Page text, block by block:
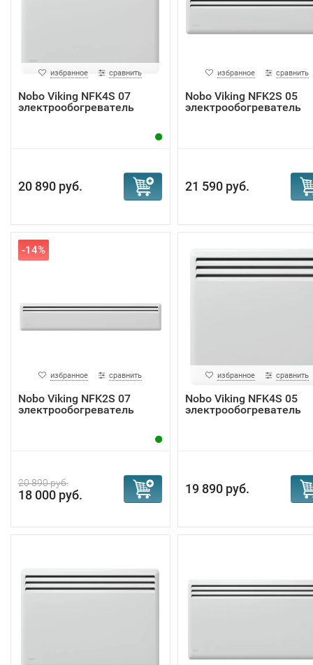
избранное сравнить
Nobo Viking NFK4S 07
электрообогреватель
20 890 руб.
избранное сравнить
Nobo Viking NFK2S 05
электрообогреватель
21 590 руб.
-14%
избранное сравнить
Nobo Viking NFK2S 07
электрообогреватель
20 890 руб.
18 000 руб.
избранное сравнить
Nobo Viking NFK4S 05
электрообогреватель
19 890 руб.